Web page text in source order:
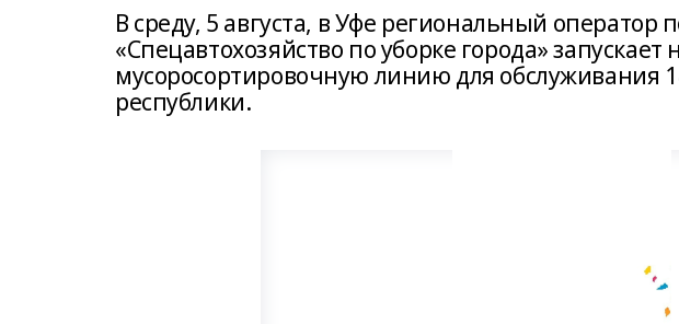
В среду, 5 августа, в Уфе региональный
«Спецавтохозяйство по уборке города»
мусоросортировочную линию для обслуживания
республики.